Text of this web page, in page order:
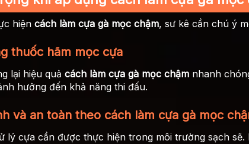
hiện cách làm cựa gà mọc chậm, sư kê cần chú ý
thuốc hãm mọc cựa
lại hiệu quả cách làm cựa gà mọc chậm nhanh
hưởng đến khả năng thi đấu.
và an toàn theo cách làm cựa gà mọc
lý cựa cần được thực hiện trong môi trường sạch